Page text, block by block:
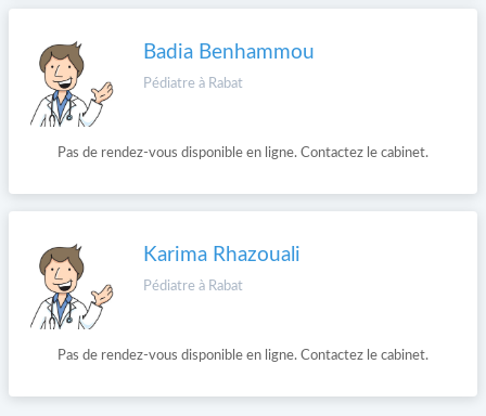
Badia Benhammou
Pédiatre à Rabat
Pas de rendez-vous disponible en ligne. Contactez le cabinet.
Karima Rhazouali
Pédiatre à Rabat
Pas de rendez-vous disponible en ligne. Contactez le cabinet.